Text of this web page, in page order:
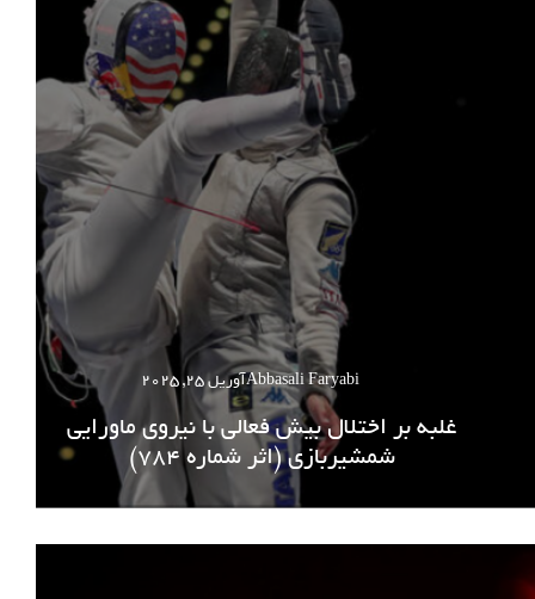
Abbasali Faryabiآوریل 25, 2025
غلبه بر اختلال بیش فعالی با نیروی ماورایی
شمشیربازی (اثر شماره 784)